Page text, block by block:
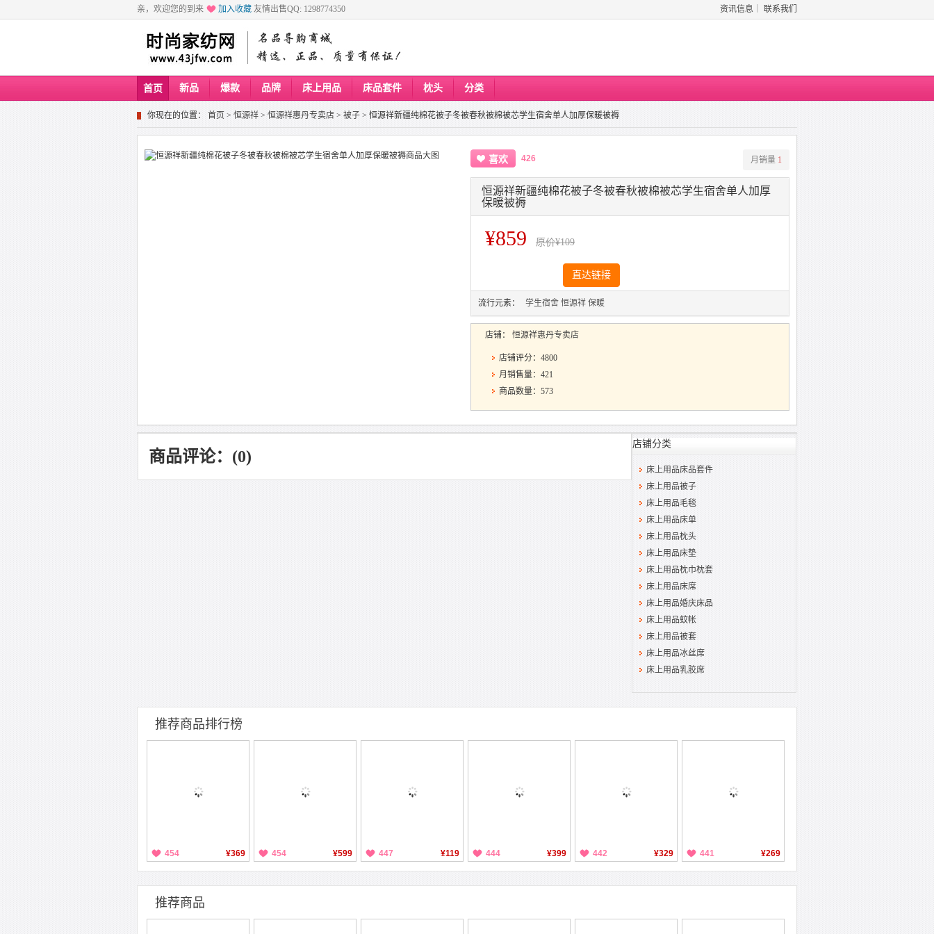
亲，欢迎您的到来 加入收藏 友情出售QQ: 1298774350 资讯信息 联系我们
首页 新品 爆款 品牌 床上用品 床品套件 枕头 分类
你现在的位置： 首页 > 恒源祥 > 恒源祥惠丹专卖店 > 被子 > 恒源祥新疆纯棉花被子冬被春秋被棉被芯学生宿舍单人加厚保暖被褥
喜欢 426 月销量 1
恒源祥新疆纯棉花被子冬被春秋被棉被芯学生宿舍单人加厚
保暖被褥
¥859 原价¥109
直达链接
流行元素： 学生宿舍 恒源祥 保暖
店铺： 恒源祥惠丹专卖店
店铺评分：4800
月销售量：421
商品数量：573
商品评论：(0)
店铺分类
床上用品床品套件
床上用品被子
床上用品毛毯
床上用品床单
床上用品枕头
床上用品床垫
床上用品枕巾枕套
床上用品床席
床上用品婚庆床品
床上用品蚊帐
床上用品被套
床上用品冰丝席
床上用品乳胶席
推荐商品排行榜
454 ¥369 454 ¥599 447 ¥119 444 ¥399 442 ¥329 441 ¥269
推荐商品